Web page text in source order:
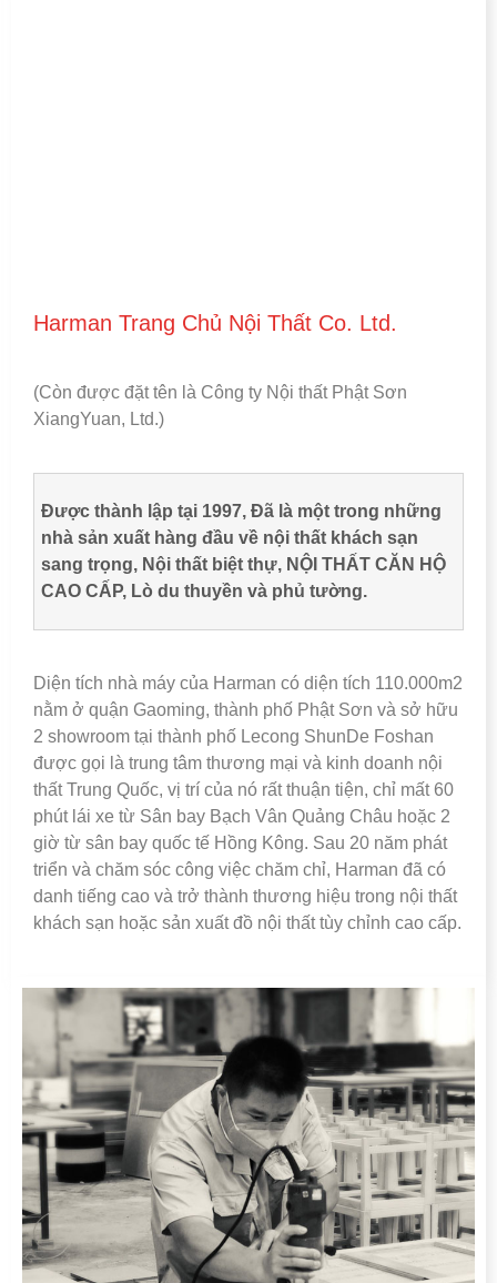
Harman Trang Chủ Nội Thất Co. Ltd.
(Còn được đặt tên là Công ty Nội thất Phật Sơn
XiangYuan, Ltd.)
Được thành lập tại 1997, Đã là một trong những
nhà sản xuất hàng đầu về nội thất khách sạn
sang trọng, Nội thất biệt thự, NỘI THẤT CĂN HỘ
CAO CẤP, Lò du thuyền và phủ tường.
Diện tích nhà máy của Harman có diện tích 110.000m2
nằm ở quận Gaoming, thành phố Phật Sơn và sở hữu
2 showroom tại thành phố Lecong ShunDe Foshan
được gọi là trung tâm thương mại và kinh doanh nội
thất Trung Quốc, vị trí của nó rất thuận tiện, chỉ mất 60
phút lái xe từ Sân bay Bạch Vân Quảng Châu hoặc 2
giờ từ sân bay quốc tế Hồng Kông. Sau 20 năm phát
triển và chăm sóc công việc chăm chỉ, Harman đã có
danh tiếng cao và trở thành thương hiệu trong nội thất
khách sạn hoặc sản xuất đồ nội thất tùy chỉnh cao cấp.